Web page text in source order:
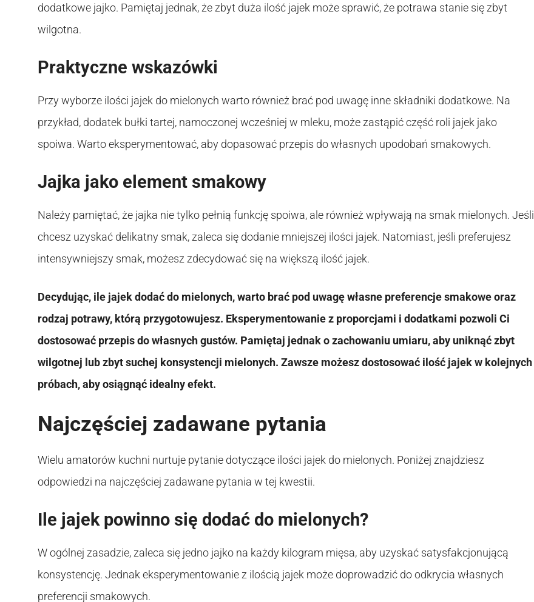
dodatkowe jajko. Pamiętaj jednak, że zbyt duża ilość jajek może sprawić, że potrawa stanie się zbyt
wilgotna.
Praktyczne wskazówki
Przy wyborze ilości jajek do mielonych warto również brać pod uwagę inne składniki dodatkowe. Na
przykład, dodatek bułki tartej, namoczonej wcześniej w mleku, może zastąpić część roli jajek jako
spoiwa. Warto eksperymentować, aby dopasować przepis do własnych upodobań smakowych.
Jajka jako element smakowy
Należy pamiętać, że jajka nie tylko pełnią funkcję spoiwa, ale również wpływają na smak mielonych. Jeśli
chcesz uzyskać delikatny smak, zaleca się dodanie mniejszej ilości jajek. Natomiast, jeśli preferujesz
intensywniejszy smak, możesz zdecydować się na większą ilość jajek.
Decydując, ile jajek dodać do mielonych, warto brać pod uwagę własne preferencje smakowe oraz
rodzaj potrawy, którą przygotowujesz. Eksperymentowanie z proporcjami i dodatkami pozwoli Ci
dostosować przepis do własnych gustów. Pamiętaj jednak o zachowaniu umiaru, aby uniknąć zbyt
wilgotnej lub zbyt suchej konsystencji mielonych. Zawsze możesz dostosować ilość jajek w kolejnych
próbach, aby osiągnąć idealny efekt.
Najczęściej zadawane pytania
Wielu amatorów kuchni nurtuje pytanie dotyczące ilości jajek do mielonych. Poniżej znajdziesz
odpowiedzi na najczęściej zadawane pytania w tej kwestii.
Ile jajek powinno się dodać do mielonych?
W ogólnej zasadzie, zaleca się jedno jajko na każdy kilogram mięsa, aby uzyskać satysfakcjonującą
konsystencję. Jednak eksperymentowanie z ilością jajek może doprowadzić do odkrycia własnych
preferencji smakowych.